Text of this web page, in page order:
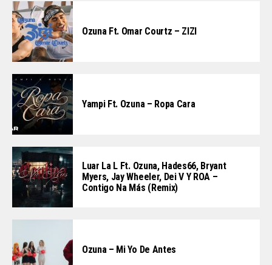
Ozuna Ft. Omar Courtz – ZIZI
Yampi Ft. Ozuna – Ropa Cara
Luar La L Ft. Ozuna, Hades66, Bryant
Myers, Jay Wheeler, Dei V Y ROA –
Contigo Na Más (Remix)
Ozuna – Mi Yo De Antes